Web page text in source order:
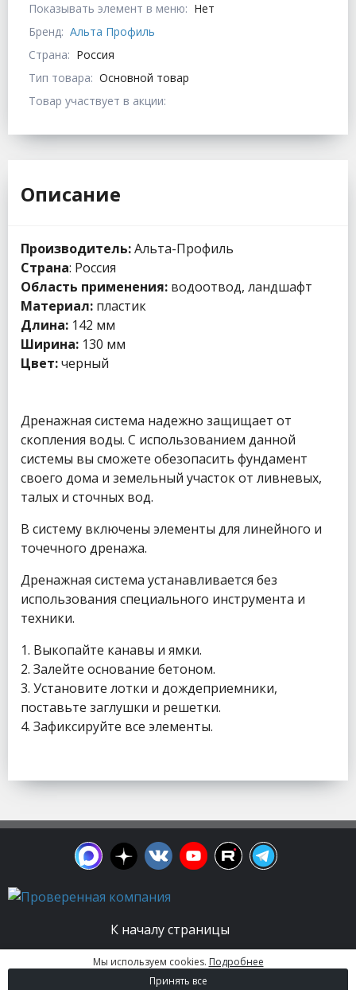
Показывать элемент в меню: Нет
Бренд: Альта Профиль
Страна: Россия
Тип товара: Основной товар
Товар участвует в акции:
Описание
Производитель:Альта-Профиль
Страна: Россия
Область применения: водоотвод, ландшафт
Материал: пластик
Длина: 142 мм
Ширина: 130 мм
Цвет:черный
Дренажная система надежно защищает от
скопления воды. С использованием данной
системы вы сможете обезопасить фундамент
своего дома и земельный участок от ливневых,
талых и сточных вод.
В систему включены элементы для линейного и
точечного дренажа.
Дренажная система устанавливается без
использования специального инструмента и
техники.
1. Выкопайте канавы и ямки.
2. Залейте основание бетоном.
3. Установите лотки и дождеприемники,
поставьте заглушки и решетки.
4. Зафиксируйте все элементы.
К началу страницы
© 2003 - 2026. Апельсин group | Группа
строительных компаний Все права защищены.
Мы используем cookies. Подробнее
Принять все